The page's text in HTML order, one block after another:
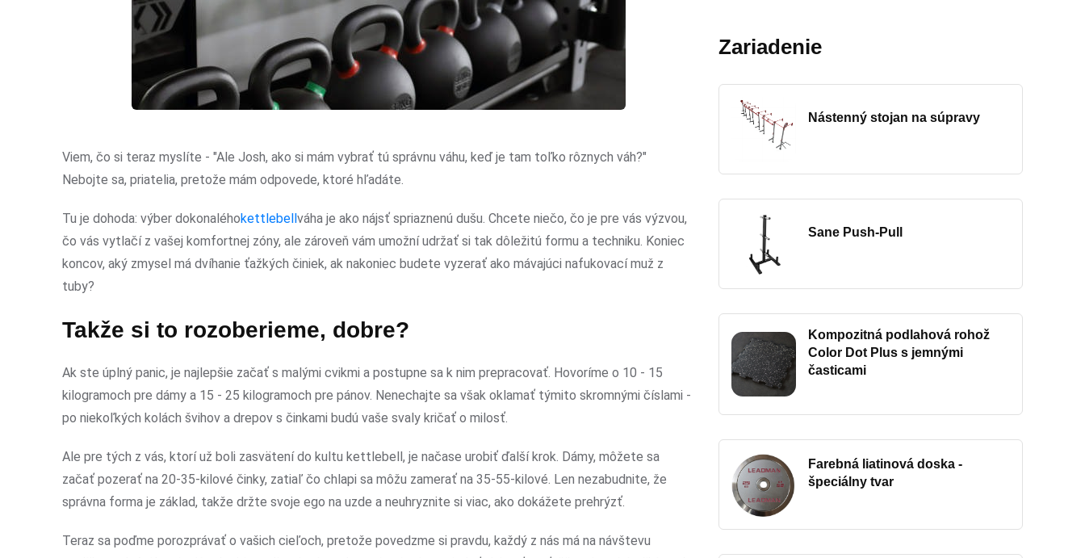
Viem, čo si teraz myslíte - "Ale Josh, ako si mám vybrať tú správnu váhu, keď je tam toľko rôznych váh?"
Nebojte sa, priatelia, pretože mám odpovede, ktoré hľadáte.
Tu je dohoda: výber dokonaléhokettlebellváha je ako nájsť spriaznenú dušu. Chcete niečo, čo je pre vás výzvou,
čo vás vytlačí z vašej komfortnej zóny, ale zároveň vám umožní udržať si tak dôležitú formu a techniku. Koniec
koncov, aký zmysel má dvíhanie ťažkých činiek, ak nakoniec budete vyzerať ako mávajúci nafukovací muž z
tuby?
Takže si to rozoberieme, dobre?
Ak ste úplný panic, je najlepšie začať s malými cvikmi a postupne sa k nim prepracovať. Hovoríme o 10 - 15
kilogramoch pre dámy a 15 - 25 kilogramoch pre pánov. Nenechajte sa však oklamať týmito skromnými číslami -
po niekoľkých kolách švihov a drepov s činkami budú vaše svaly kričať o milosť.
Ale pre tých z vás, ktorí už boli zasvätení do kultu kettlebell, je načase urobiť ďalší krok. Dámy, môžete sa
začať pozerať na 20-35-kilové činky, zatiaľ čo chlapi sa môžu zamerať na 35-55-kilové. Len nezabudnite, že
správna forma je základ, takže držte svoje ego na uzde a neuhryznite si viac, ako dokážete prehrýzť.
Teraz sa poďme porozprávať o vašich cieľoch, pretože povedzme si pravdu, každý z nás má na návštevu
Zariadenie
Nástenný stojan na súpravy
Sane Push-Pull
Kompozitná podlahová rohož
Color Dot Plus s jemnými
časticami
Farebná liatinová doska -
špeciálny tvar